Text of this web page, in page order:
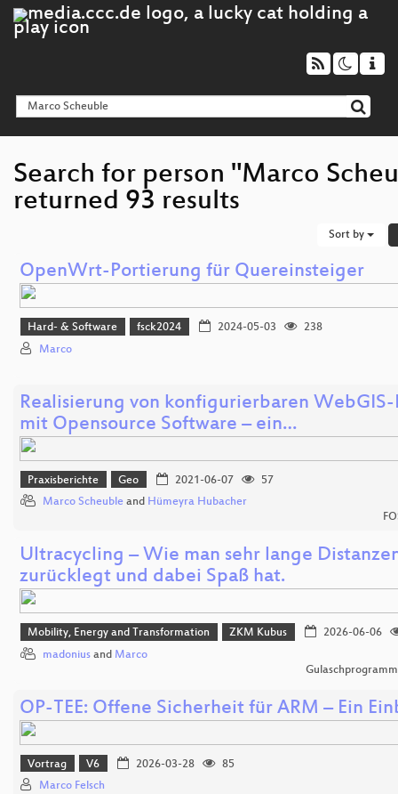
Search for person "Marco
returned 93 results
Sort by
OpenWrt-Portierung für Quereinsteiger
Hard- & Software fsck2024 2024-05-03
238
Marco
Realisierung von konfigurierbaren WebGIS-
mit Opensource Software – ein…
Praxisberichte Geo 2021-06-07
57
Marco Scheuble and Hümeyra Hubacher
Ultracycling – Wie man sehr lange
zurücklegt und dabei Spaß hat.
Mobility, Energy and Transformation ZKM Kubus
2026-06-06
madonius and Marco
OP-TEE: Offene Sicherheit für ARM – Ein
Vortrag V6 2026-03-28
85
Marco Felsch